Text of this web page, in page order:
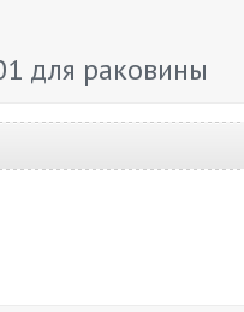
для раковины